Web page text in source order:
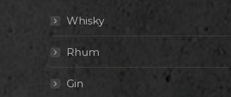
Whisky
Rhum
Gin